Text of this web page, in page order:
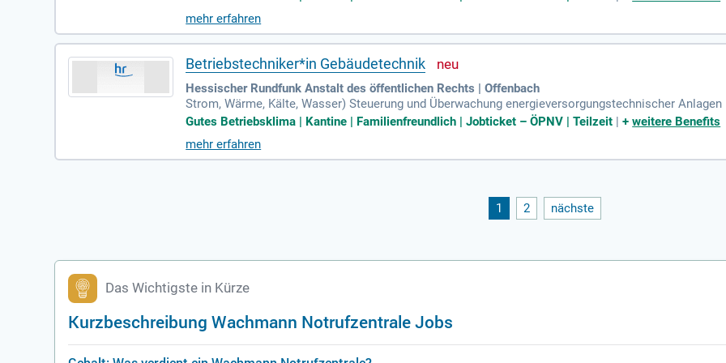
mehr erfahren
Betriebstechniker*in Gebäudetechnik
Hessischer Rundfunk Anstalt des öffentlichen Rechts | Offenbach
Strom, Wärme, Kälte, Wasser) Steuerung und Überwachung energieversorgungstechnischer
Betriebssicherheit und Wirtschaftlichkeit Analyse von Störungen, unmittelbares Eingreifen bei
Gutes Betriebsklima | Kantine | Familienfreundlich | Jobticket – ÖPNV | Teilzeit |+weitere Benefits
mehr erfahren
1 2 nächste
Das Wichtigste in Kürze
Kurzbeschreibung Wachmann Notrufzentrale Jobs